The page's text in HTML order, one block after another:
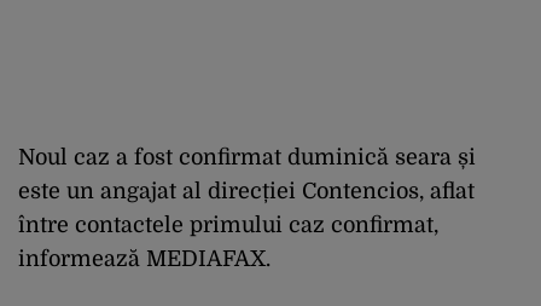
Noul caz a fost confirmat duminică seara și
este un angajat al direcției Contencios, aflat
între contactele primului caz confirmat,
informează MEDIAFAX.